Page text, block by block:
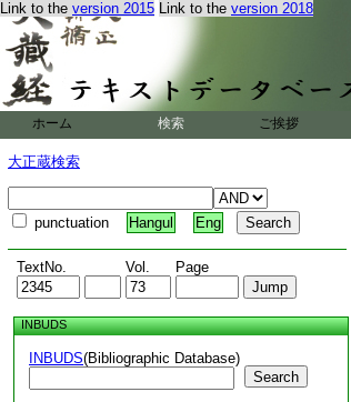
Link to the version 2015 Link to the version 2018
ホーム 検索 ご挨拶
大正蔵検索
punctuation Hangul Eng
TextNo. Vol. Page
INBUDS
INBUDS(Bibliographic Database)
Search